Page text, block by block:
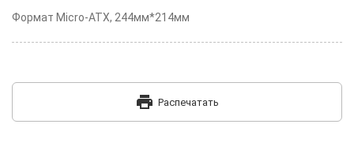
Формат Micro-ATX, 244мм*214мм
print Распечатать